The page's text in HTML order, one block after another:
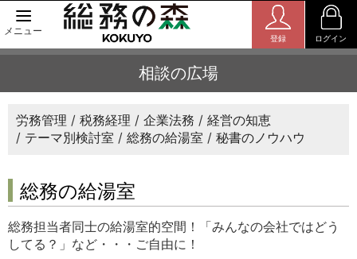
メニュー
登録 ログイン
相談の広場
労務管理 税務経理 企業法務
経営の知恵
テーマ別検討室
総務の給湯室 秘書のノウハウ
総務の給湯室
総務担当者同士の給湯室的空間！「みんなの会社ではどう
してる？」など・・・ご自由に！